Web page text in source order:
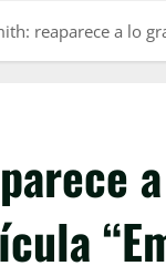
reaparece a lo